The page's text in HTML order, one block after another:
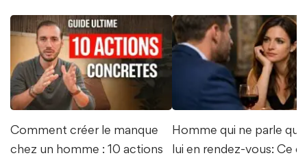
Comment créer le manque
chez un homme : 10 actions
Homme qui ne parle
lui en rendez-vous: Ce